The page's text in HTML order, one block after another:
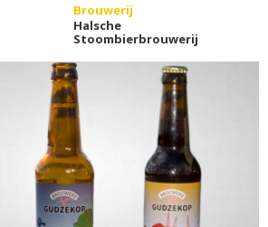
Brouwerij
Halsche
Stoombierbrouwerij